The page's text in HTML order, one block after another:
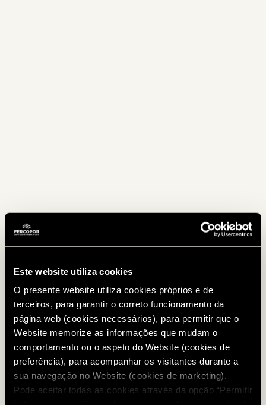
Este website utiliza cookies
O presente website utiliza cookies próprios e de
terceiros, para garantir o correto funcionamento da
página web (cookies necessários), para permitir que o
Website memorize as informações que mudam o
comportamento ou o aspeto do Website (cookies de
preferência), para acompanhar os visitantes durante a
sua navegação no Website (cookies de marketing).
Pode aceitar todas as cookies através da opção “Permitir